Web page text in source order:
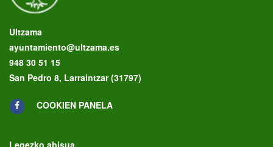
Ultzama
ayuntamiento@ultzama.es
948 30 51 15
San Pedro 8, Larraintzar (31797)
COOKIEN PANELA
Legezko abisua